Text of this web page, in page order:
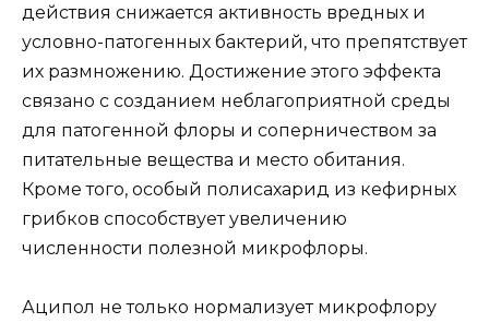
действия снижается активность вредных и
условно-патогенных бактерий, что препятствует
их размножению. Достижение этого эффекта
связано с созданием неблагоприятной среды
для патогенной флоры и соперничеством за
питательные вещества и место обитания.
Кроме того, особый полисахарид из кефирных
грибков способствует увеличению
численности полезной микрофлоры.
Аципол не только нормализует микрофлору